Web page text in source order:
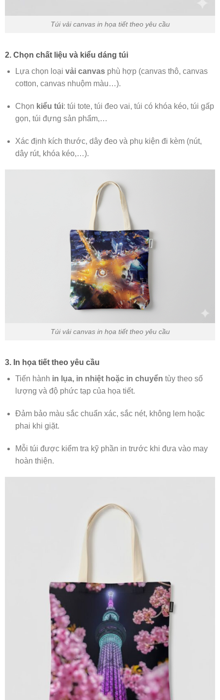
Túi vải canvas in họa tiết theo yêu cầu
2. Chọn chất liệu và kiểu dáng túi
Lựa chọn loại vải canvasphù hợp (canvas thô, canvas
cotton, canvas nhuộm màu…).
Chọn kiểu túi: túi tote, túi đeo vai, túi có khóa kéo, túi gấp
gọn, túi đựng sản phẩm,…
Xác định kích thước, dây đeo và phụ kiện đi kèm (nút,
dây rút, khóa kéo,…).
Túi vải canvas in họa tiết theo yêu cầu
3. In họa tiết theo yêu cầu
Tiến hành in lụa, in nhiệt hoặc in chuyển tùy theo số
lượng và độ phức tạp của họa tiết.
Đảm bảo màu sắc chuẩn xác, sắc nét, không lem hoặc
phai khi giặt.
Mỗi túi được kiểm tra kỹ phần in trước khi đưa vào may
hoàn thiện.